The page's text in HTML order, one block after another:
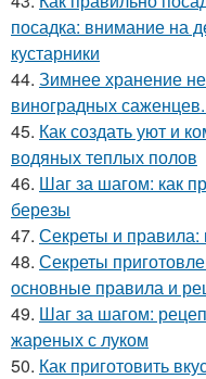
посадка: внимание на
кустарники
44. Зимнее хранение
виноградных
45. Как создать уют и
водяных теплых полов
46. Шаг за шагом: как
березы
47. Секреты и правила:
48. Секреты
основные правила и
49. Шаг за шагом:
жареных с луком
50. Как приготовить